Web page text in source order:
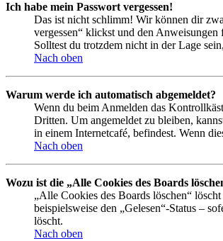
Ich habe mein Passwort vergessen!
Das ist nicht schlimm! Wir können dir
vergessen“ klickst und den
Solltest du trotzdem nicht in der Lage
Nach oben
Warum werde ich automatisch abgemeldet?
Wenn du beim Anmelden das
Dritten. Um angemeldet zu bleiben,
in einem Internetcafé, befindest. Wenn
Nach oben
Wozu ist die „Alle Cookies des Boards
„Alle Cookies des Boards löschen“
beispielsweise den „Gelesen“-Status –
löscht.
Nach oben